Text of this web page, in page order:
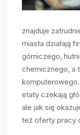
znajduje
miasta działają
górniczego,
chemicznego, a
etaty czekają
ale jak się
też oferty pracy